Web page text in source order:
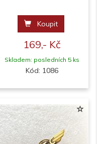
Koupit
169,- Kč
Skladem: posledních 5 ks
Kód: 1086